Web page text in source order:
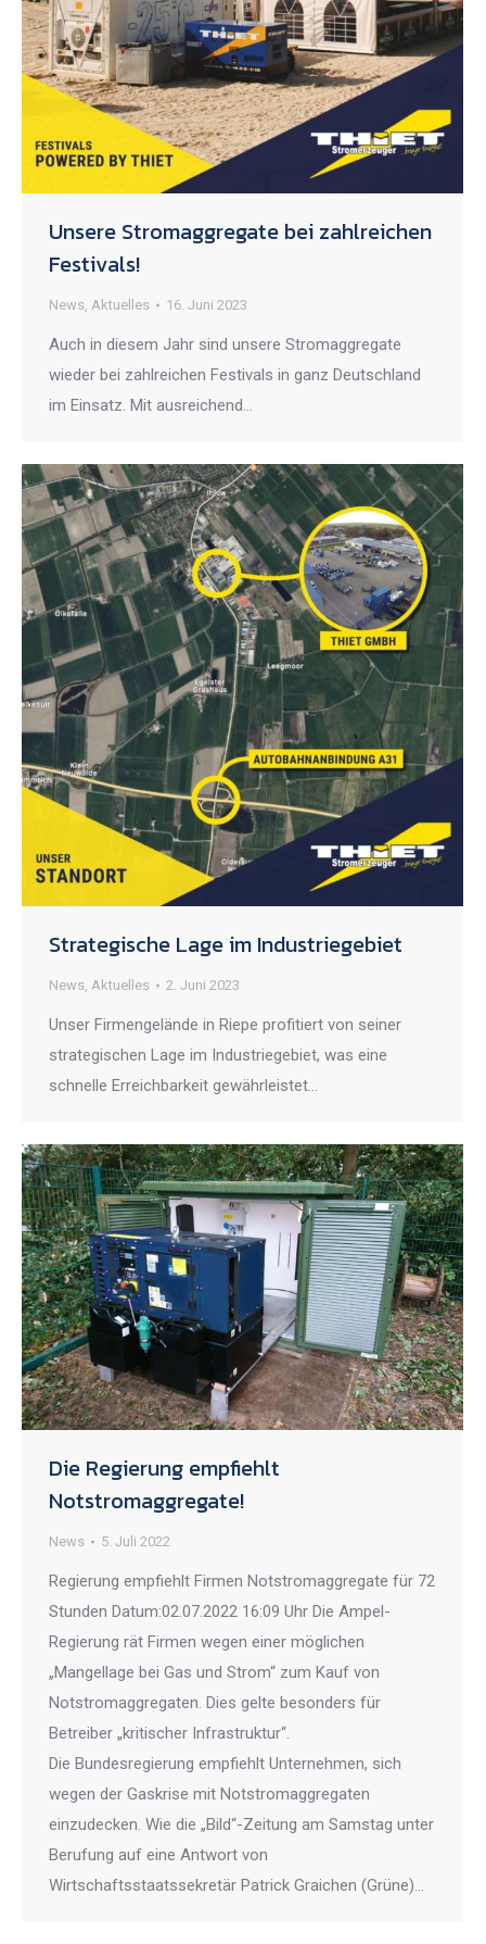
Unsere Stromaggregate bei zahlreichen
Festivals!
News, Aktuelles 16. Juni 2023
Auch in diesem Jahr sind unsere Stromaggregate
wieder bei zahlreichen Festivals in ganz Deutschland
im Einsatz. Mit ausreichend…
Strategische Lage im Industriegebiet
News, Aktuelles 2. Juni 2023
Unser Firmengelände in Riepe profitiert von seiner
strategischen Lage im Industriegebiet, was eine
schnelle Erreichbarkeit gewährleistet…
Die Regierung empfiehlt
Notstromaggregate!
News 5. Juli 2022
Regierung empfiehlt Firmen Notstromaggregate für 72
Stunden Datum:02.07.2022 16:09 Uhr Die Ampel-
Regierung rät Firmen wegen einer möglichen
„Mangellage bei Gas und Strom“ zum Kauf von
Notstromaggregaten. Dies gelte besonders für
Betreiber „kritischer Infrastruktur“.
Die Bundesregierung empfiehlt Unternehmen, sich
wegen der Gaskrise mit Notstromaggregaten
einzudecken. Wie die „Bild“-Zeitung am Samstag unter
Berufung auf eine Antwort von
Wirtschaftsstaatssekretär Patrick Graichen (Grüne)…